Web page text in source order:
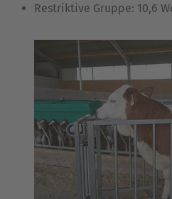
Restriktive Gruppe: 10,6